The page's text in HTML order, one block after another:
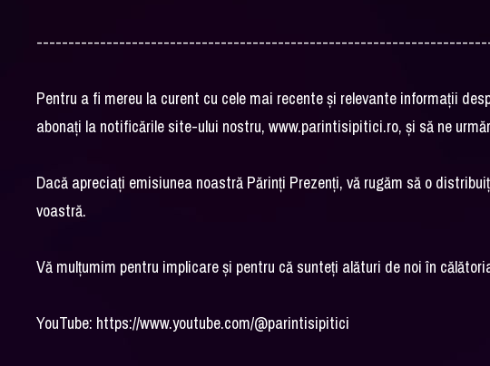
Pentru a fi mereu la curent cu cele mai recente și relevante informații
abonați la notificările site-ului nostru, www.parintisipitici.ro, și să ne
Dacă apreciați emisiunea noastră Părinți Prezenți, vă rugăm să o
voastră.
Vă mulțumim pentru implicare și pentru că sunteți alături de noi în
YouTube: https://www.youtube.com/@parintisipitici